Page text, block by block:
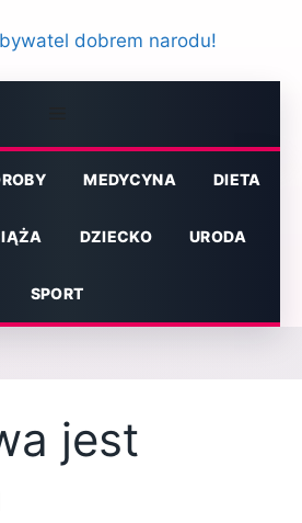
MEDYCYNA DIETA
DZIECKO URODA
SPORT
jest